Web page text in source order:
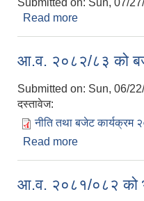
Read more
आ.व. २०८२/८३ को
Submitted on: Sun, 06/
दस्तावेज:
नीति तथा बजेट कार्यक्रम
Read more
आ.व. २०८१/०८२ को